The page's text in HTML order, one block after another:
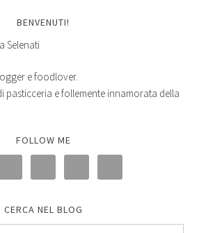
BENVENUTI!
e foodlover.
pasticceria e follemente innamorata della
FOLLOW ME
CERCA NEL BLOG